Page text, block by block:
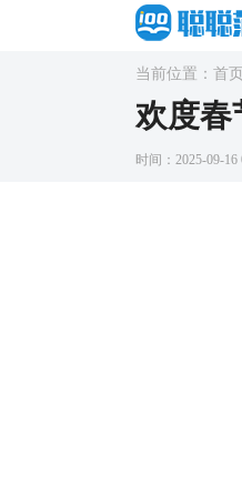
当前位置： 首页
欢度春
时间：2025-09-16